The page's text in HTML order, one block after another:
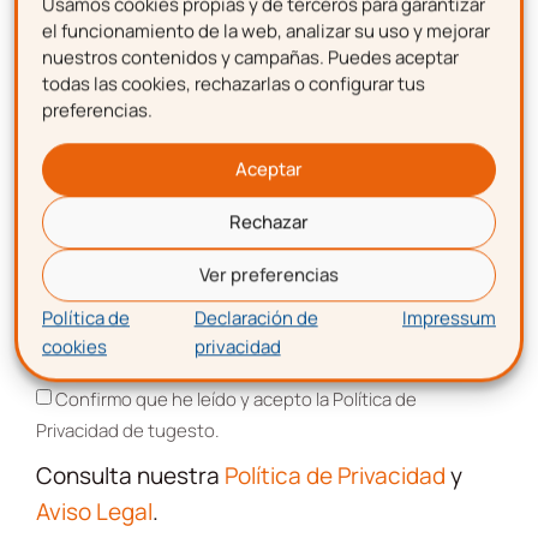
el funcionamiento de la web, analizar su uso y mejorar
nuestros contenidos y campañas. Puedes aceptar
todas las cookies, rechazarlas o configurar tus
preferencias.
Aceptar
Rechazar
Ver preferencias
Política de
cookies
Declaración de
privacidad
Impressum
todos los servicios relacionados con tu
emprendimiento.
Nombre
Apellidos
Correo electrónico
Aceptación de términos y
condiciones
Nombre
Apellidos
Correo electrónico
Aceptación de términos y condiciones
Confirmo que he leído y acepto la Política de
Privacidad de tugesto.
Consulta nuestra Política de Privacidady
Aviso Legal.